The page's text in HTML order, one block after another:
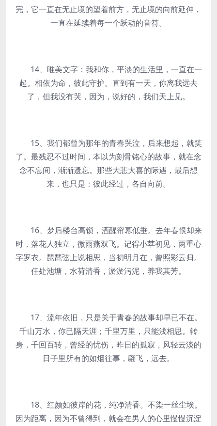
完，它一直在无止境的望着前方，无止境的向前延伸，
一直在延续着每一个跃动的音符。
14、唯美文字：我和你，平淡的生活里，一直在一
起。相依为命，彼此守护。直到有一天，你离我远去
了，但我没有哭，因为，说好的，我们天上见。
15、我们都曾为那年的青春哭泣，后来想起，就笑
了。最残忍不过时间，本以为刻骨铭心的故事，就在念
念不忘间，渐渐遗忘。那些大悲大喜的际遇，最后想
来，也只是：彼此经过，各自向前。
16、梦后楼台高锁，酒醒帘幕低垂。去年春恨却来
时，落花人独立，微雨燕双飞。记得小苹初见，两重心
字罗衣。琵琶弦上说相思，当初明月在，曾照彩云归。
任处池塘，水荷清香，淤淤污泥，养我其芳。
17、流年依旧，只是关于青春的故事却早已不在。
千山万水，你已隔天涯；千里万里，只能浅相思。转
身，千回百转，曾经的忧伤，昨日的孤寂，风轻云淡的
日子里所有的如烟往事，翩飞，远去。
18、红颜如彼岸的花，纯净清香。不染一丝尘埃。
因为距离，因为不曾得到，就会在男人的心里慢慢沉淀